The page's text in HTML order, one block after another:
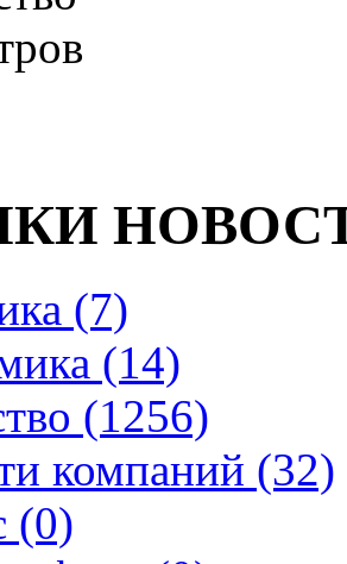
(7)
(14)
(1256)
компаний (32)
(0)